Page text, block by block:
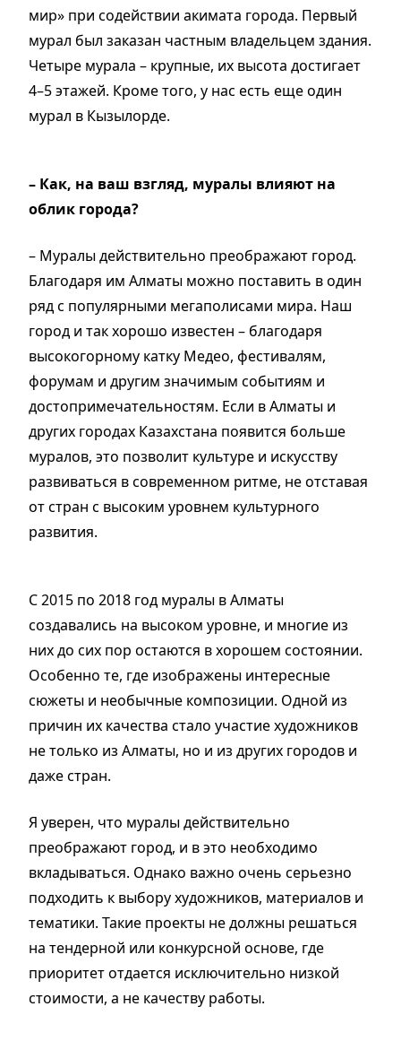
мир» при содействии акимата города. Первый
мурал был заказан частным владельцем здания.
Четыре мурала – крупные, их высота достигает
4–5 этажей. Кроме того, у нас есть еще один
мурал в Кызылорде.
– Как, на ваш взгляд, муралы влияют на
облик города?
– Муралы действительно преображают город.
Благодаря им Алматы можно поставить в один
ряд с популярными мегаполисами мира. Наш
город и так хорошо известен – благодаря
высокогорному катку Медео, фестивалям,
форумам и другим значимым событиям и
достопримечательностям. Если в Алматы и
других городах Казахстана появится больше
муралов, это позволит культуре и искусству
развиваться в современном ритме, не отставая
от стран с высоким уровнем культурного
развития.
С 2015 по 2018 год муралы в Алматы
создавались на высоком уровне, и многие из
них до сих пор остаются в хорошем состоянии.
Особенно те, где изображены интересные
сюжеты и необычные композиции. Одной из
причин их качества стало участие художников
не только из Алматы, но и из других городов и
даже стран.
Я уверен, что муралы действительно
преображают город, и в это необходимо
вкладываться. Однако важно очень серьезно
подходить к выбору художников, материалов и
тематики. Такие проекты не должны решаться
на тендерной или конкурсной основе, где
приоритет отдается исключительно низкой
стоимости, а не качеству работы.